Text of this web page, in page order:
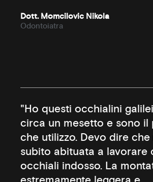
Dott. Momcilovic Nikola
Odontoiatra
"Ho questi occhialini
circa un mesetto e sono il
che utilizzo. Devo dire che
subito abituata a lavorare
occhiali indosso. La